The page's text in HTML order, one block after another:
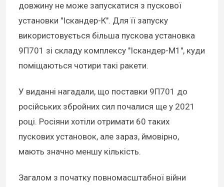
довжину не може запускатися з пускової
установки "Іскандер-К". Для її запуску
використовується більша пускова установка
9П701 зі складу комплексу "Іскандер-М1", куди
поміщаються чотири такі ракети.
У виданні нагадали, що поставки 9П701 до
російських збройних сил почалися ще у 2021
році. Росіяни хотіли отримати 60 таких
пускових установок, але зараз, ймовірно,
мають значно меншу кількість.
Загалом з початку повномасштабної війни